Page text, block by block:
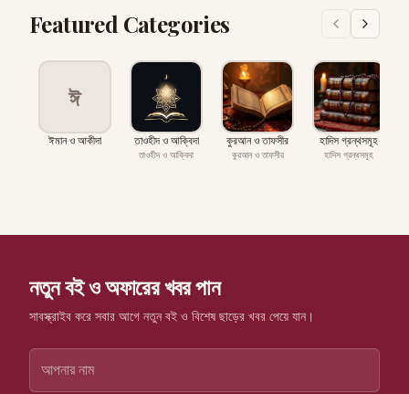
Featured Categories
ঈ
ঈমান ও আকীদা তাওহীদ ও আক্বিদা
তাওহীদ ও আক্বিদা
কুরআন ও তাফসীর
কুরআন ও তাফসীর
হাদিস গ্রন্থসমূহ
হাদিস গ্রন্থসমূহ
নতুন বই ও অফারের খবর পান
সাবস্ক্রাইব করে সবার আগে নতুন বই ও বিশেষ ছাড়ের খবর পেয়ে যান।